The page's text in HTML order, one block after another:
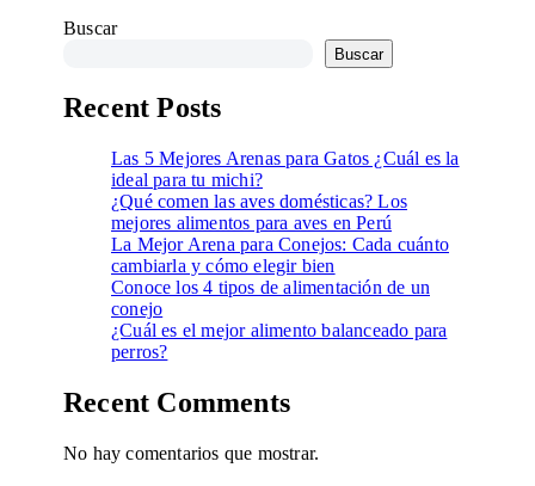
Buscar
Buscar
Recent Posts
Las 5 Mejores Arenas para Gatos ¿Cuál es la
ideal para tu michi?
¿Qué comen las aves domésticas? Los
mejores alimentos para aves en Perú
La Mejor Arena para Conejos: Cada cuánto
cambiarla y cómo elegir bien
Conoce los 4 tipos de alimentación de un
conejo
¿Cuál es el mejor alimento balanceado para
perros?
Recent Comments
No hay comentarios que mostrar.